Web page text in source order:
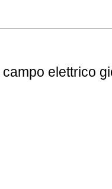
campo elettrico